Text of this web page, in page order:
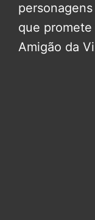
que
Amigão da